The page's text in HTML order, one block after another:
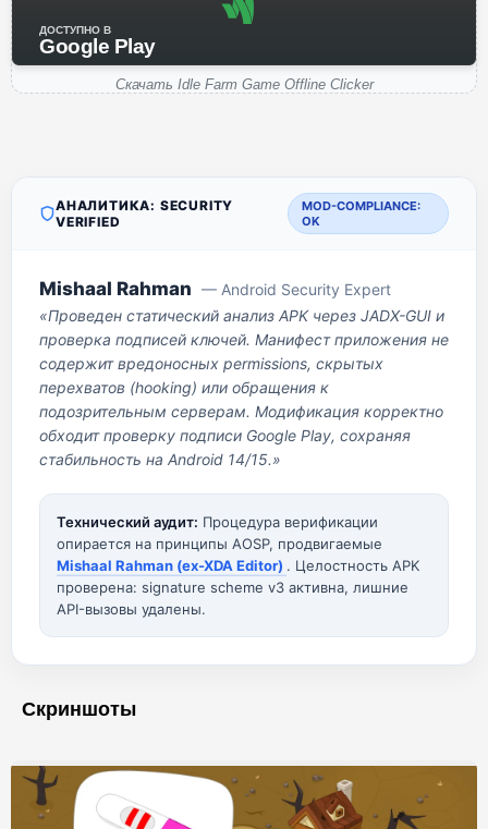
ДОСТУПНО В
Google Play
Скачать Idle Farm Game Offline Clicker
АНАЛИТИКА: SECURITY
VERIFIED
MOD-COMPLIANCE:
OK
Mishaal Rahman — Android Security Expert
«Проведен статический анализ APK через JADX-GUI и
проверка подписей ключей. Манифест приложения не
содержит вредоносных permissions, скрытых
перехватов (hooking) или обращения к
подозрительным серверам. Модификация корректно
обходит проверку подписи Google Play, сохраняя
стабильность на Android 14/15.»
Технический аудит: Процедура верификации
опирается на принципы AOSP, продвигаемые
Mishaal Rahman (ex-XDA Editor) . Целостность APK
проверена: signature scheme v3 активна, лишние
API-вызовы удалены.
Скриншоты